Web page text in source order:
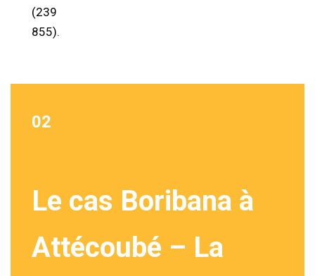
(239
855).
02
Le cas Boribana à
Attécoubé – La